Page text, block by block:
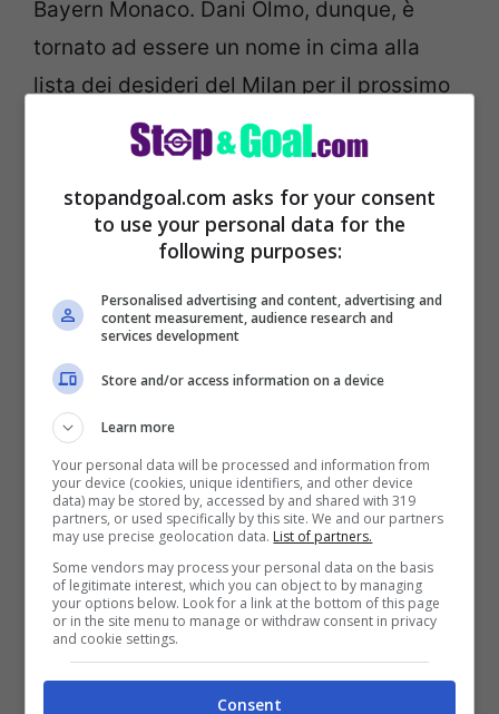
Bayern Monaco. Dani Olmo, dunque, è
tornato ad essere un nome in cima alla
lista dei desideri del Milan per il prossimo
mercato. In caso di addio di Ante Rebic,
Maldini andrà all’assalto del classe ’98.
LEGGI ANCHE >>>Mercato Milan, colpo
dal Manchester United
stopandgoal.com asks for your consent
to use your personal data for the
following purposes:
Personalised advertising and content, advertising and
content measurement, audience research and
services development
Store and/or access information on a device
Learn more
Your personal data will be processed and information from
your device (cookies, unique identifiers, and other device
data) may be stored by, accessed by and shared with 319
partners, or used specifically by this site. We and our partners
may use precise geolocation data. List of partners.
Some vendors may process your personal data on the basis
of legitimate interest, which you can object to by managing
your options below. Look for a link at the bottom of this page
or in the site menu to manage or withdraw consent in privacy
and cookie settings.
Consent